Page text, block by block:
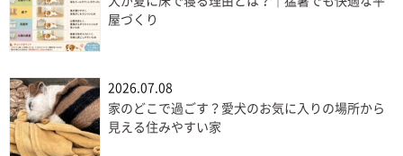
屋づくり
2026.07.08
家のどこで過ごす？愛犬のお気に入りの場所から
見える住みやすい家